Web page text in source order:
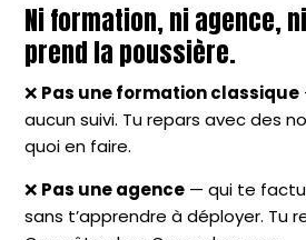
Ni formation, ni agence,
prend la poussière.
❌ Pas une formation classique
aucun suivi. Tu repars avec des
quoi en faire.
❌ Pas une agence — qui te
sans t’apprendre à déployer. Tu